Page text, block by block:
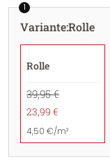
1
Variante:Rolle
Rolle
39,95 €
23,99 €
4,50 €/m²